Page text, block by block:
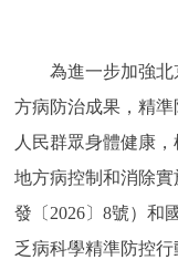
為進一步加強北
方病防治成果，精
人民群眾身體健康
地方病控制和消除實
發〔2026〕8號）和
乏病科學精準防控